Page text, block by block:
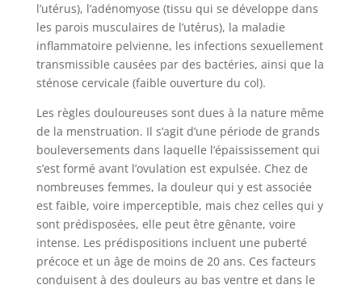
l’utérus), l’adénomyose (tissu qui se développe dans
les parois musculaires de l’utérus), la maladie
inflammatoire pelvienne, les infections sexuellement
transmissible causées par des bactéries, ainsi que la
sténose cervicale (faible ouverture du col).
Les règles douloureuses sont dues à la nature même
de la menstruation. Il s’agit d’une période de grands
bouleversements dans laquelle l’épaississement qui
s’est formé avant l’ovulation est expulsée. Chez de
nombreuses femmes, la douleur qui y est associée
est faible, voire imperceptible, mais chez celles qui y
sont prédisposées, elle peut être gênante, voire
intense. Les prédispositions incluent une puberté
précoce et un âge de moins de 20 ans. Ces facteurs
conduisent à des douleurs au bas ventre et dans le